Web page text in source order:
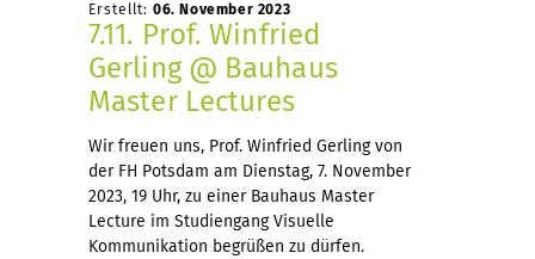
Erstellt: 06. November 2023
7.11. Prof. Winfried
Gerling @ Bauhaus
Master Lectures
Wir freuen uns, Prof. Winfried Gerling von
der FH Potsdam am Dienstag, 7. November
2023, 19 Uhr, zu einer Bauhaus Master
Lecture im Studiengang Visuelle
Kommunikation begrüßen zu dürfen.